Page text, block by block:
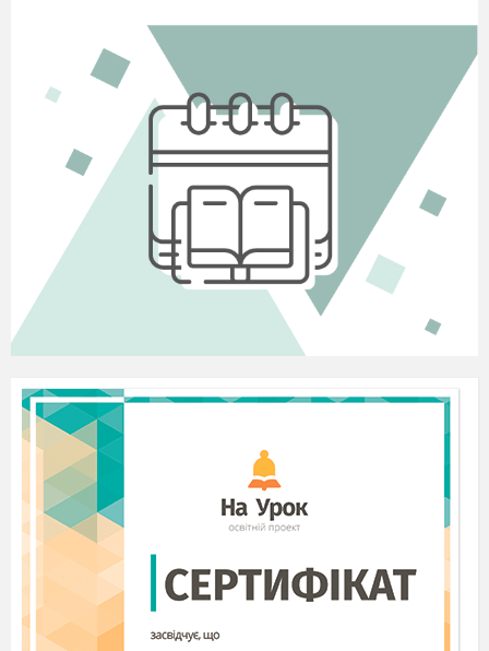
Вчитель. Діти, а ви любите казки?
знають: в казці дружбу поважають!
дивитися чи читати? Зараз перевіримо, чи знаєте ви
казкових та мультяшних
персонажів,
поєднувала
щира та міцна дружба.
Гра «Казкові
друзі»
Ведуча
називає дітям того чи іншого казкового чи муль
типлікаційного персонажа, а гравці мають хором
го друга із відповідної казки (можна
підготувати заздалегідь малюнки казкових героїв)
У Буратіно була подружка... (
Чебурашка теж мав друга, якого звали... (
Гена).
Сестриця Оленочка була дружна зі своїм... (
братиком
Іванком).
Лісові
мешканці дружили з добрим
(Айболитом).
Голосистий
Півник
звали…( Котик).
А Білосніжка дружила із... (сімома гномами).
бурундучка Чіпа був